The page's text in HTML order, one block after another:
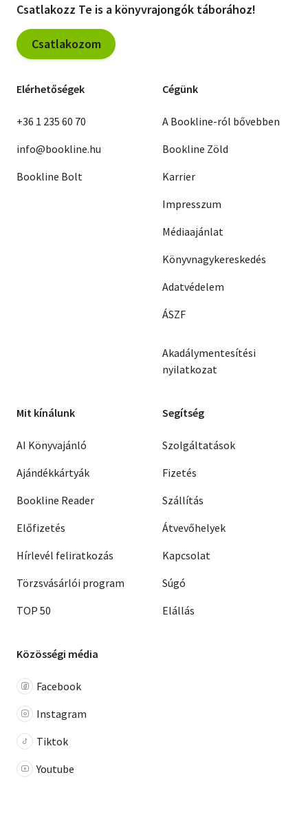
Csatlakozz Te is a könyvrajongók táborához!
Csatlakozom
Elérhetőségek
+36 1 235 60 70
info@bookline.hu
Bookline Bolt
Cégünk
A Bookline-ról bővebben
Bookline Zöld
Karrier
Impresszum
Médiaajánlat
Könyvnagykereskedés
Adatvédelem
ÁSZF
Akadálymentesítési
nyilatkozat
Mit kínálunk
AI Könyvajánló
Ajándékkártyák
Bookline Reader
Előfizetés
Hírlevél feliratkozás
Törzsvásárlói program
TOP 50
Segítség
Szolgáltatások
Fizetés
Szállítás
Átvevőhelyek
Kapcsolat
Súgó
Elállás
Közösségi média
Facebook
Instagram
Tiktok
Youtube